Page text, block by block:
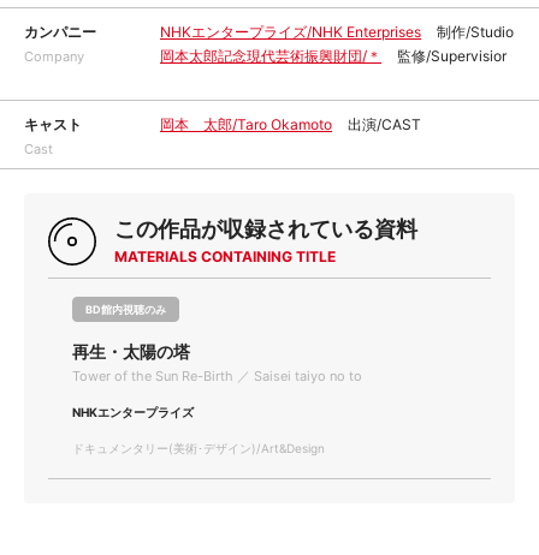
カンパニー
Company
NHKエンタープライズ/NHK Enterprises
制作/Studio
岡本太郎記念現代芸術振興財団/＊
監修/Supervisior
キャスト
Cast
岡本 太郎/Taro Okamoto 出演/CAST
この作品が収録されている資料
MATERIALS CONTAINING TITLE
BD館内視聴のみ
再生・太陽の塔
Tower of the Sun Re-Birth ／ Saisei taiyo no to
NHKエンタープライズ
ドキュメンタリー(美術･デザイン)/Art&Design